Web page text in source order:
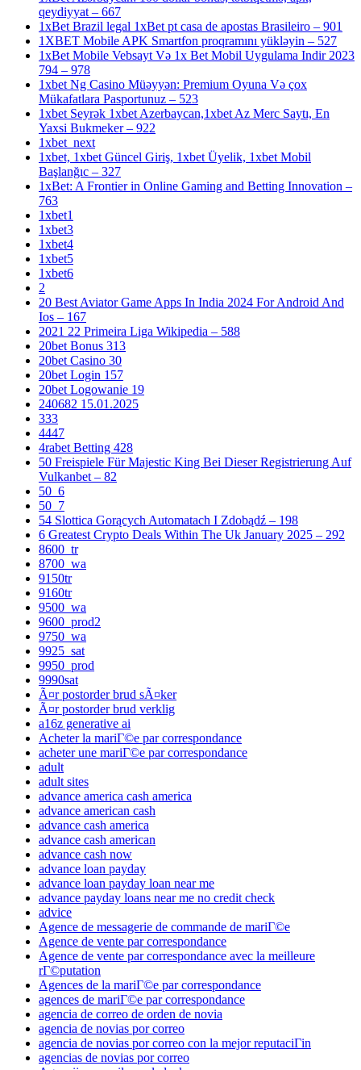
qeydiyyat – 667
1xBet Brazil legal 1xBet pt casa de apostas Brasileiro – 901
1XBET Mobile APK Smartfon proqramını yükləyin – 527
1xBet Mobile Vebsayt Və 1x Bet Mobil Uygulama Indir 2023
794 – 978
1xbet Ng Casino Müəyyən: Premium Oyuna Və çox
Mükafatlara Pasportunuz – 523
1xbet Seyrək 1xbet Azerbaycan,1xbet Az Merc Saytı, En
Yaxsi Bukmeker – 922
1xbet_next
1xbet, 1xbet Güncel Giriş, 1xbet Üyelik, 1xbet Mobil
Başlanğıc – 327
1xBet: A Frontier in Online Gaming and Betting Innovation –
763
1xbet1
1xbet3
1xbet4
1xbet5
1xbet6
2
20 Best Aviator Game Apps In India 2024 For Android And
Ios – 167
2021 22 Primeira Liga Wikipedia – 588
20bet Bonus 313
20bet Casino 30
20bet Login 157
20bet Logowanie 19
240682 15.01.2025
333
4447
4rabet Betting 428
50 Freispiele Für Majestic King Bei Dieser Registrierung Auf
Vulkanbet – 82
50_6
50_7
54 Slottica Gorących Automatach I Zdobądź – 198
6 Greatest Crypto Deals Within The Uk January 2025 – 292
8600_tr
8700_wa
9150tr
9160tr
9500_wa
9600_prod2
9750_wa
9925_sat
9950_prod
9990sat
Ã¤r postorder brud sÃ¤ker
Ã¤r postorder brud verklig
a16z generative ai
Acheter la mariГ©e par correspondance
acheter une mariГ©e par correspondance
adult
adult sites
advance america cash america
advance american cash
advance cash america
advance cash american
advance cash now
advance loan payday
advance loan payday loan near me
advance payday loans near me no credit check
advice
Agence de messagerie de commande de mariГ©e
Agence de vente par correspondance
Agence de vente par correspondance avec la meilleure
rГ©putation
Agences de la mariГ©e par correspondance
agences de mariГ©e par correspondance
agencia de correo de orden de novia
agencia de novias por correo
agencia de novias por correo con la mejor reputaciГіn
agencias de novias por correo